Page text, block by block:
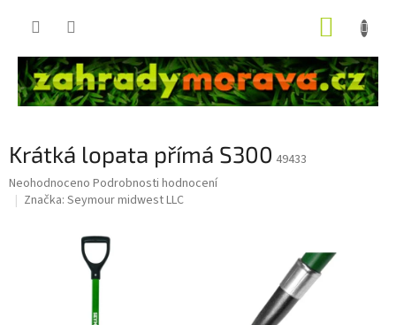
Krátká lopata přímá S300 49433
Průměrné
hodnocení
Neohodnoceno Podrobnosti hodnocení
Značka: Seymour midwest LLC